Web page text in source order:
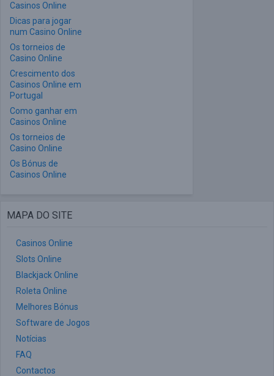
Casinos Online
Dicas para jogar
num Casino Online
Os torneios de
Casino Online
Crescimento dos
Casinos Online em
Portugal
Como ganhar em
Casinos Online
Os torneios de
Casino Online
Os Bónus de
Casinos Online
MAPA DO SITE
Casinos Online
Slots Online
Blackjack Online
Roleta Online
Melhores Bónus
Software de Jogos
Notícias
FAQ
Contactos